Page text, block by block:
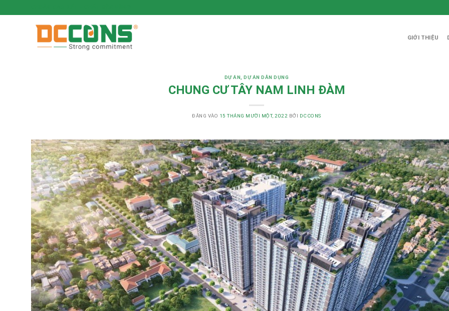
GIỚI THIỆU
DỰ ÁN ,DỰ ÁN DÂN DỤNG
CHUNG CƯ TÂY NAM LINH ĐÀM
ĐĂNG VÀO 15 THÁNG MƯỜI MỘT, 2022 BỞI DCCONS